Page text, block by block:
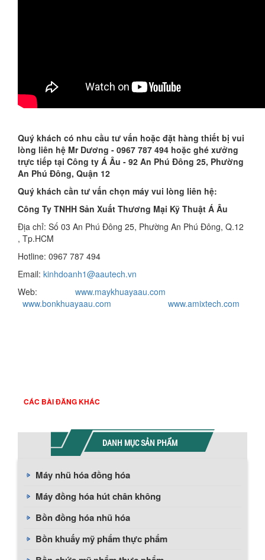
Quý khách có nhu cầu tư vấn hoặc đặt hàng thiết bị vui
lòng liên hệ Mr Dương - 0967 787 494 hoặc ghé xưởng
trực tiếp tại Công ty Á Âu - 92 An Phú Đông 25, Phường
An Phú Đông, Quận 12
Quý khách cần tư vấn chọn máy vui lòng liên hệ:
Công Ty TNHH Sản Xuất Thương Mại Kỹ Thuật Á Âu
Địa chỉ: Số 03 An Phú Đông 25, Phường An Phú Đông, Q.12
, Tp.HCM
Hotline: 0967 787 494
Email: kinhdoanh1@aautech.vn
Web: www.maykhuayaau.com
www.bonkhuayaau.com
www.amixtech.com
CÁC BÀI ĐĂNG KHÁC
DANH MỤC SẢN PHẨM
Máy nhũ hóa đồng hóa
Máy đồng hóa hút chân không
Bồn đồng hóa nhũ hóa
Bồn khuấy mỹ phẩm thực phẩm